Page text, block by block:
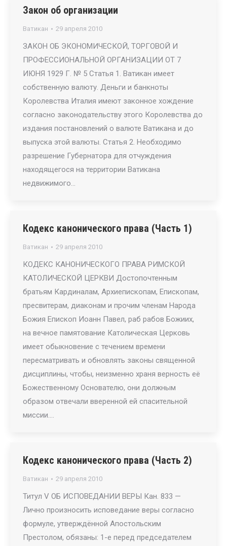
Закон об организации
Ватикан 29 апреля 2010
ЗАКОН ОБ ЭКОНОМИЧЕСКОЙ, ТОРГОВОЙ И
ПРОФЕССИОНАЛЬНОЙ ОРГАНИЗАЦИИ ОТ 7
ИЮНЯ 1929 Г. № 5 Статья 1. Ватикан имеет
собственную валюту. Деньги и банкноты
Королевства Италия имеют законное хождение
согласно законодательству этого Королевства до
издания постановлений о валюте Ватикана и до
выпуска этой валюты. Статья 2. Необходимо
разрешение Губернатора для отчуждения
находящегося на территории Ватикана
недвижимого…
Кодекс канонического права (Часть 1)
Ватикан 29 апреля 2010
КОДЕКС КАНОНИЧЕСКОГО ПРАВА РИМСКОЙ
КАТОЛИЧЕСКОЙ ЦЕРКВИ Достопочтенным
братьям Кардиналам, Архиепископам, Епископам,
пресвитерам, диаконам и прочим членам Народа
Божия Епископ Иоанн Павел, раб рабов Божиих,
на вечное памятование Католическая Церковь
имеет обыкновение с течением времени
пересматривать и обновлять законы священной
дисциплины, чтобы, неизменно храня верность её
Божественному Основателю, они должным
образом отвечали вверенной ей спасительной
миссии.…
Кодекс канонического права (Часть 2)
Ватикан 29 апреля 2010
Титул V ОБ ИСПОВЕДАНИИ ВЕРЫ Кан. 833 —
Лично произносить исповедание веры согласно
формуле, утверждённой Апостольским
Престолом, обязаны: 1-е перед председателем